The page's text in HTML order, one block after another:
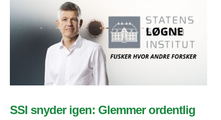
SSI snyder igen: Glemmer ordentlig